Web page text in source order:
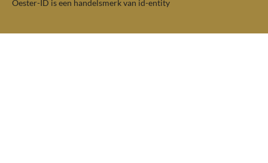
Oester-ID is een handelsmerk van id-entity